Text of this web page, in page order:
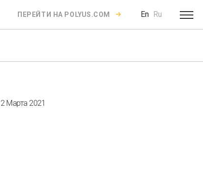
ПЕРЕЙТИ НА POLYUS.COM En Ru
2 Марта 2021